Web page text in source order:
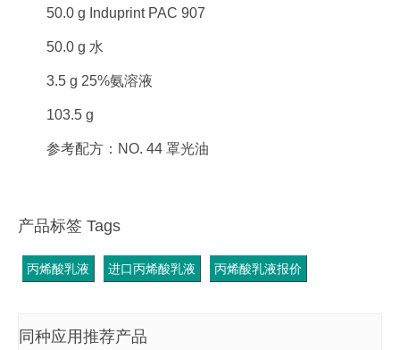
50.0 g Induprint PAC 907
50.0 g 水
3.5 g 25%氨溶液
103.5 g
参考配方：NO. 44 罩光油
产品标签 Tags
丙烯酸乳液 进口丙烯酸乳液 丙烯酸乳液报价
同种应用推荐产品